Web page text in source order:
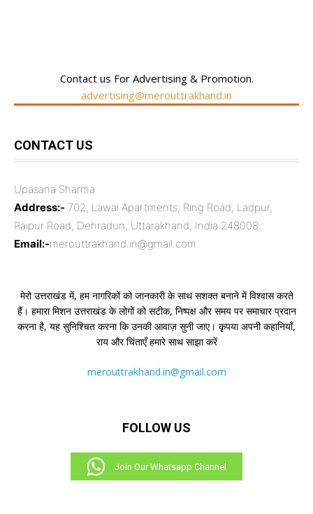
Contact us For Advertising & Promotion.
advertising@merouttrakhand.in
CONTACT US
Upasana Sharma
Address:- 702, Lawai Apartments, Ring Road, Ladpur,
Raipur Road, Dehradun, Uttarakhand, India 248008
Email:-merouttrakhand.in@gmail.com
मेरो उत्तराखंड में, हम नागरिकों को जानकारी के साथ सशक्त बनाने में विश्वास करते
हैं। हमारा मिशन उत्तराखंड के लोगों को सटीक, निष्पक्ष और समय पर समाचार प्रदान
करना है, यह सुनिश्चित करना कि उनकी आवाज़ सुनी जाए। कृपया अपनी कहानियाँ,
राय और चिंताएँ हमारे साथ साझा करें
merouttrakhand.in@gmail.com
FOLLOW US
Join Our Whatsapp Channel